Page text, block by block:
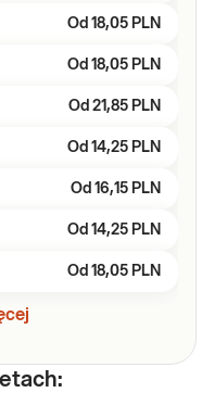
Od 18,05 PLN
Od 18,05 PLN
Od 21,85 PLN
Od 14,25 PLN
Od 16,15 PLN
Od 14,25 PLN
Od 18,05 PLN